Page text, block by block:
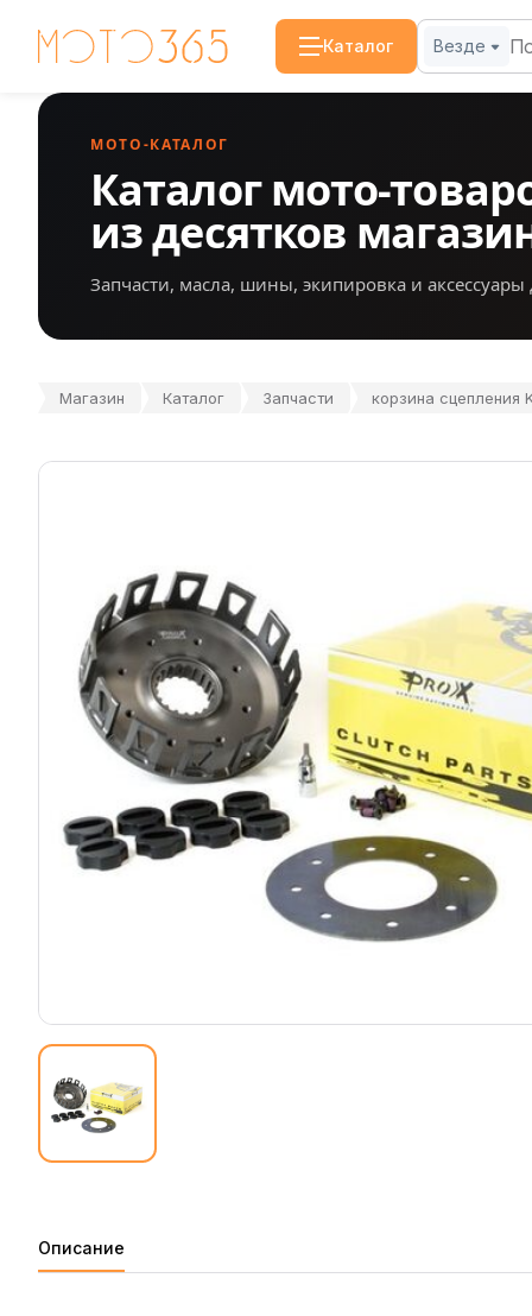
Каталог Везде
МОТО-КАТАЛОГ
Каталог мото-
из десятков
Запчасти, масла, шины, экипировка и аксессуары
Магазин Каталог Запчасти корзина сцепления
Описание